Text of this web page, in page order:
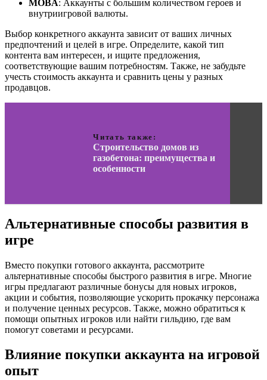
MOBA: Аккаунты с большим количеством героев и
внутриигровой валюты.
Выбор конкретного аккаунта зависит от ваших личных
предпочтений и целей в игре. Определите, какой тип
контента вам интересен, и ищите предложения,
соответствующие вашим потребностям. Также, не забудьте
учесть стоимость аккаунта и сравнить цены у разных
продавцов.
Читать также:
Строительство домов из
газобетона: преимущества и
особенности
Альтернативные способы развития в
игре
Вместо покупки готового аккаунта, рассмотрите
альтернативные способы быстрого развития в игре. Многие
игры предлагают различные бонусы для новых игроков,
акции и события, позволяющие ускорить прокачку персонажа
и получение ценных ресурсов. Также, можно обратиться к
помощи опытных игроков или найти гильдию, где вам
помогут советами и ресурсами.
Влияние покупки аккаунта на игровой
опыт